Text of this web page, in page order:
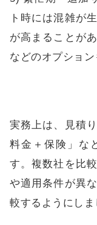
ト時には混雑が
が高まることが
などのオプション
実務上は、見積
料金＋保険」な
す。複数社を比
や適用条件が異
較するようにしま